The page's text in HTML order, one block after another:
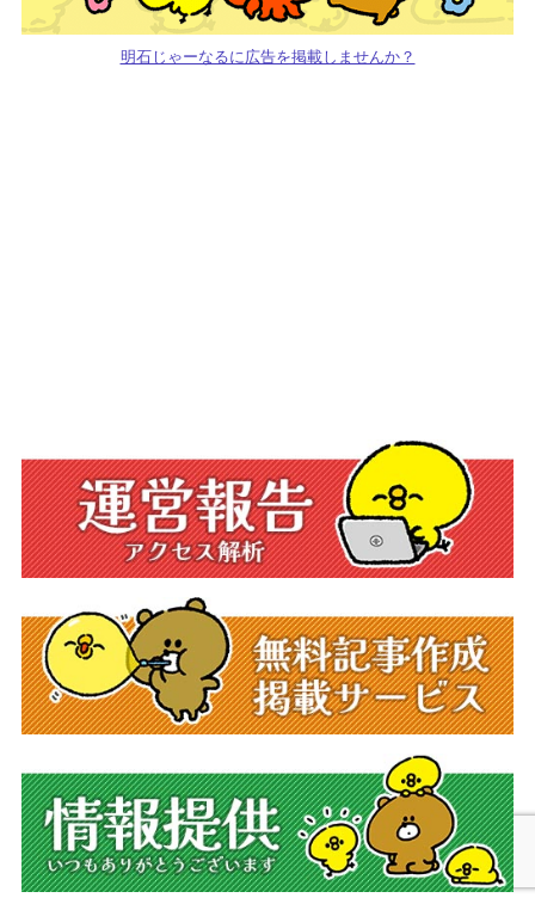
明石じゃーなるに広告を掲載しませんか？